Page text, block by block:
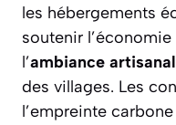
les hébergements
soutenir
l’ambiance
des villages. Les
l’empreinte